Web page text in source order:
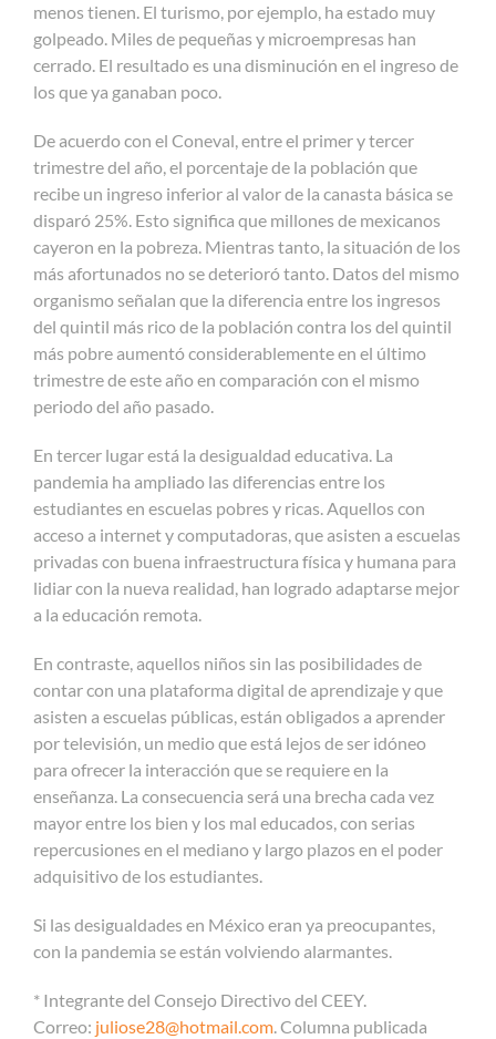
menos tienen. El turismo, por ejemplo, ha estado muy
golpeado. Miles de pequeñas y microempresas han
cerrado. El resultado es una disminución en el ingreso de
los que ya ganaban poco.
De acuerdo con el Coneval, entre el primer y tercer
trimestre del año, el porcentaje de la población que
recibe un ingreso inferior al valor de la canasta básica se
disparó 25%. Esto significa que millones de mexicanos
cayeron en la pobreza. Mientras tanto, la situación de los
más afortunados no se deterioró tanto. Datos del mismo
organismo señalan que la diferencia entre los ingresos
del quintil más rico de la población contra los del quintil
más pobre aumentó considerablemente en el último
trimestre de este año en comparación con el mismo
periodo del año pasado.
En tercer lugar está la desigualdad educativa. La
pandemia ha ampliado las diferencias entre los
estudiantes en escuelas pobres y ricas. Aquellos con
acceso a internet y computadoras, que asisten a escuelas
privadas con buena infraestructura física y humana para
lidiar con la nueva realidad, han logrado adaptarse mejor
a la educación remota.
En contraste, aquellos niños sin las posibilidades de
contar con una plataforma digital de aprendizaje y que
asisten a escuelas públicas, están obligados a aprender
por televisión, un medio que está lejos de ser idóneo
para ofrecer la interacción que se requiere en la
enseñanza. La consecuencia será una brecha cada vez
mayor entre los bien y los mal educados, con serias
repercusiones en el mediano y largo plazos en el poder
adquisitivo de los estudiantes.
Si las desigualdades en México eran ya preocupantes,
con la pandemia se están volviendo alarmantes.
* Integrante del Consejo Directivo del CEEY.
Correo: juliose28@hotmail.com. Columna publicada